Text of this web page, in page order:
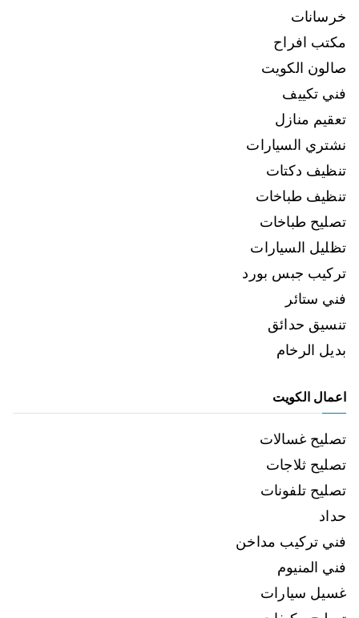
خرسانات
مكتب افراح
صالون الكويت
فني تكييف
تعقيم منازل
نشتري السيارات
تنظيف دكتات
تنظيف طباخات
تصليح طباخات
تظليل السيارات
تركيب جبس بورد
فني ستائر
تنسيق حدائق
بديل الرخام
اعمال الكويت
تصليح غسالات
تصليح ثلاجات
تصليح تلفونات
حداد
فني تركيب مداخن
فني المنيوم
غسيل سيارات